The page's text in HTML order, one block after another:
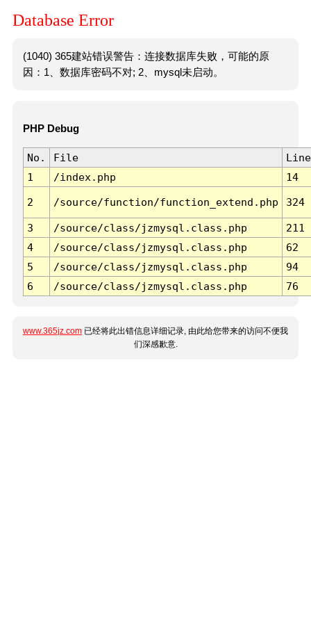
Database Error
(1040) 365建站错误警告：连接数据库失败，可能的原
因：1、数据库密码不对; 2、mysql未启动。
PHP Debug
No. File
Line
1
/index.php 14
2 /source/function/function_extend.php 324
3 /source/class/jzmysql.class.php
211
4
/source/class/jzmysql.class.php
62
5
/source/class/jzmysql.class.php
94
6
/source/class/jzmysql.class.php 76
www.365jz.com 已经将此出错信息详细记录, 由此给您带来的访问不便我
们深感歉意.